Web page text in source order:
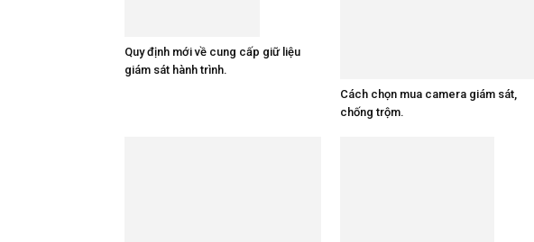
Quy định mới về cung cấp giữ liệu
giám sát hành trình.
Cách chọn mua camera giám sát,
chống trộm.